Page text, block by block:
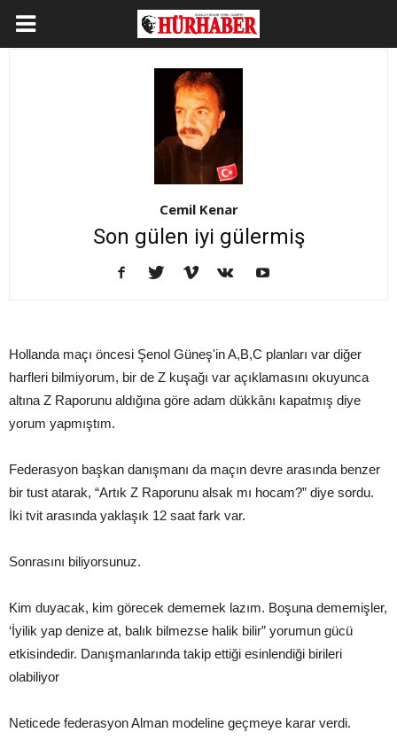
Cemil Kenar
Son gülen iyi gülermiş
Hollanda maçı öncesi Şenol Güneş'in A,B,C planları var diğer
harfleri bilmiyorum, bir de Z kuşağı var açıklamasını okuyunca
altına Z Raporunu aldığına göre adam dükkânı kapatmış diye
yorum yapmıştım.
Federasyon başkan danışmanı da maçın devre arasında benzer
bir tust atarak, “Artık Z Raporunu alsak mı hocam?” diye sordu.
İki tvit arasında yaklaşık 12 saat fark var.
Sonrasını biliyorsunuz.
Kim duyacak, kim görecek dememek lazım. Boşuna dememişler,
‘İyilik yap denize at, balık bilmezse halik bilir” yorumun gücü
etkisindedir. Danışmanlarında takip ettiği esinlendiği birileri
olabiliyor
Neticede federasyon Alman modeline geçmeye karar verdi.